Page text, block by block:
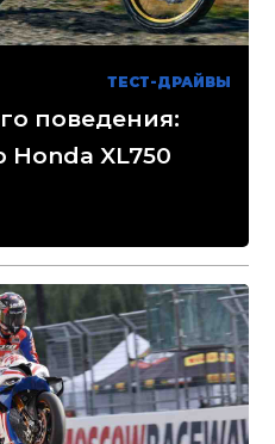
ТЕСТ-ДРАЙВЫ
поведения:
XL750